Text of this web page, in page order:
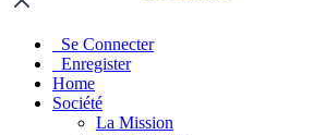
Se Connecter
Enregister
Home
Société
La Mission